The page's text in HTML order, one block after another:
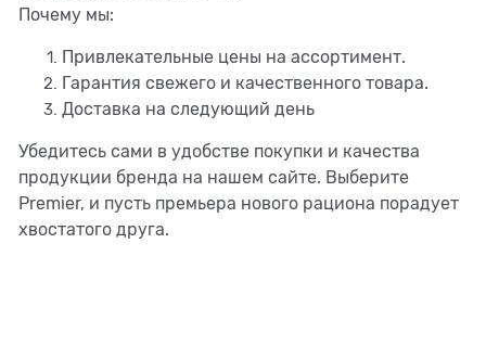
Почему мы:
Привлекательные цены на ассортимент.
Гарантия свежего и качественного товара.
Доставка на следующий день
Убедитесь сами в удобстве покупки и качества
продукции бренда на нашем сайте. Выберите
Premier, и пусть премьера нового рациона порадует
хвостатого друга.